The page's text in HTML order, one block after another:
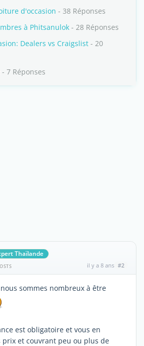
d'occasion - 38 Réponses
à Phitsanulok - 28 Réponses
Dealers vs Craigslist - 20
- 7 Réponses
Thaïlande
il y a 8 ans #2
sommes nombreux à être
est obligatoire et vous en
prix et couvrant peu ou plus de